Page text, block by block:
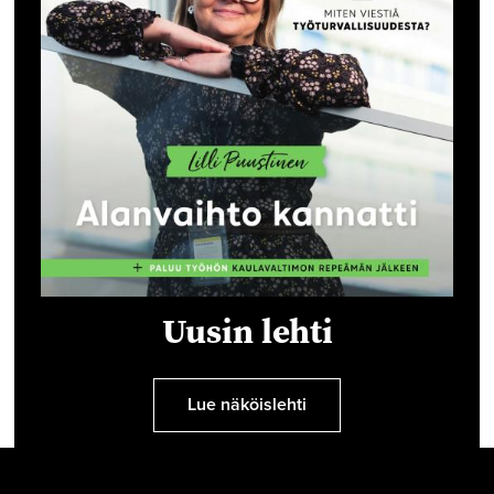
Uusin lehti
Lue näköislehti